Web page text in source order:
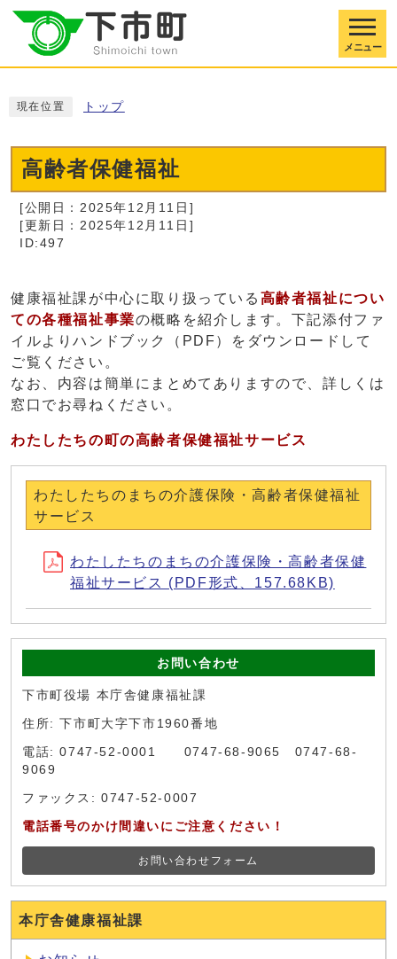
メニュー
現在位置 トップ
高齢者保健福祉
[公開日：2025年12月11日]
[更新日：2025年12月11日]
ID:497
健康福祉課が中心に取り扱っている 高齢者福祉につい
ての各種福祉事業の概略を紹介します。下記添付ファ
イルよりハンドブック（PDF）をダウンロードして
ご覧ください。
なお、内容は簡単にまとめてありますので、詳しくは
窓口でお尋ねください。
わたしたちの町の高齢者保健福祉サービス
わたしたちのまちの介護保険・高齢者保健福祉
サービス
わたしたちのまちの介護保険・高齢者保健
福祉サービス (PDF形式、157.68KB)
お問い合わせ
下市町役場 本庁舎健康福祉課
住所: 下市町大字下市1960番地
電話: 0747-52-0001 0747-68-9065 0747-68-
9069
ファックス: 0747-52-0007
電話番号のかけ間違いにご注意ください！
お問い合わせフォーム
本庁舎健康福祉課